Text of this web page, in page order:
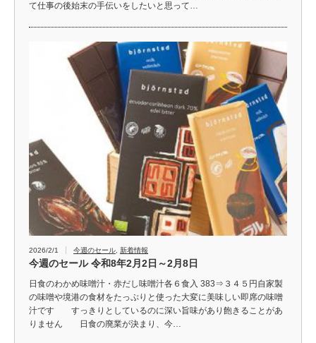
て仕事の後始末の手伝いをしたいと思って…
2026/2/1 今週のセール 新着情報
今週のセール 令和8年2月2日～2月8日
日食のわかめ味噌汁・赤だし味噌汁各６食入 383⇒３４５円自家製
の味噌や境港の食材をたっぷりと使った大変に美味しい即席の味噌
汁です すっきりとしているのに深い旨味があり飽きることがあ
りません 日食の廃業が決まり、今…